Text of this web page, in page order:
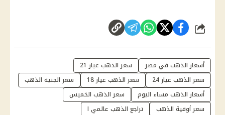
شارك
أسعار الذهب في مصر
سعر الذهب عيار 21
سعر الذهب عيار 24
سعر الذهب عيار 18
سعر الجنيه الذهب
أسعار الذهب مساء اليوم
سعر الذهب الخميس
سعر أوقية الذهب
تراجع الذهب عالمي ا